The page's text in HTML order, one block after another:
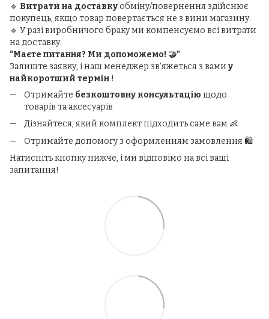
🔹 Витрати на доставкуобміну/повернення здійснює
покупець, якщо товар повертається не з вини магазину.
🔹 У разі виробничого браку ми компенсуємо всі витрати
на доставку.
"Маєте питання? Ми допоможемо! 🤝"
Залиште заявку, і наш менеджер зв’яжеться з вами у
найкоротший термін !
Отримайте безкоштовну консультацію щодо
товарів та аксесуарів
Дізнайтеся, який комплект підходить саме вам 👶
Отримайте допомогу з оформленням замовлення 🛍️
Натисніть кнопку нижче, і ми відповімо на всі ваші
запитання!